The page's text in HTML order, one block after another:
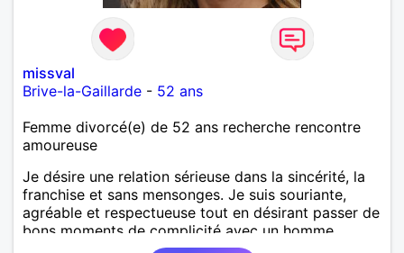
missval
Brive-la-Gaillarde - 52 ans
Femme divorcé(e) de 52 ans recherche rencontre
amoureuse
Je désire une relation sérieuse dans la sincérité, la
franchise et sans mensonges. Je suis souriante,
agréable et respectueuse tout en désirant passer de
bons moments de complicité avec un homme
voulant aller dans la même direction que moi.